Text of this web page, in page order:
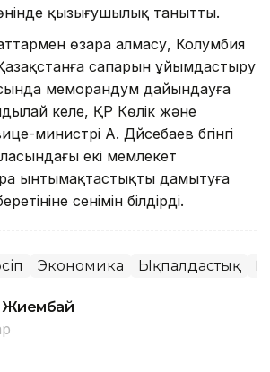
қызығушылық танытты.
өзара алмасу, Колумбия
Қазақстанға сапарын ұйымдастыру
меморандум дайындауға
келе, ҚР Көлік және
министрі А. Дүйсебаев бүгінгі
екі мемлекет
ынтымақтастықты дамытуға
сенімін білдірді.
Экономика Ықпалдастық
Жиембай